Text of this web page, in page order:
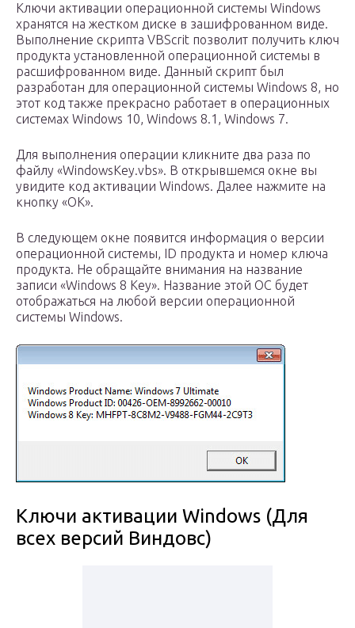
Ключи активации операционной системы Windows
хранятся на жестком диске в зашифрованном виде.
Выполнение скрипта VBScrit позволит получить ключ
продукта установленной операционной системы в
расшифрованном виде. Данный скрипт был
разработан для операционной системы Windows 8, но
этот код также прекрасно работает в операционных
системах Windows 10, Windows 8.1, Windows 7.
Для выполнения операции кликните два раза по
файлу «WindowsKey.vbs». В открывшемся окне вы
увидите код активации Windows. Далее нажмите на
кнопку «ОК».
В следующем окне появится информация о версии
операционной системы, ID продукта и номер ключа
продукта. Не обращайте внимания на название
записи «Windows 8 Key». Название этой ОС будет
отображаться на любой версии операционной
системы Windows.
Ключи активации Windows (Для
всех версий Виндовс)